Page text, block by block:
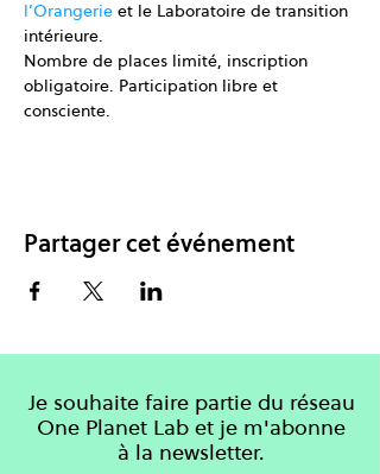
l’Orangerie et le Laboratoire de transition
intérieure.
Nombre de places limité, inscription
obligatoire. Participation libre et
consciente.
Partager cet événement
Je souhaite faire partie du réseau
One Planet Lab et je m'abonne
à la newsletter.